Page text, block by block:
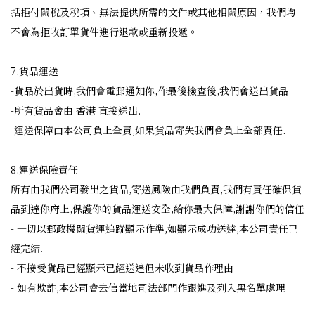
括拒付關稅及稅項、無法提供所需的文件或其他相關原因，我們均
不會為拒收訂單貨件進行退款或重新投遞。
7.貨品運送
-貨品於出貨時,我們會電郵通知你,作最後檢查後,我們會送出貨品
-所有貨品會由 香港 直接送出.
-運送保障由本公司負上全責,如果貨品寄失我們會負上全部責任.
8.運送保險責任
所有由我們公司發出之貨品,寄送風險由我們負責,我們有責任確保貨
品到達你府上,保護你的貨品運送安全,給你最大保障,謝謝你們的信任
- 一切以郵政機關貨運追蹤顯示作準,如顯示成功送達,本公司責任已
經完結.
- 不接受貨品已經顯示已經送達但未收到貨品作理由
- 如有欺詐,本公司會去信當地司法部門作跟進及列入黑名單處理